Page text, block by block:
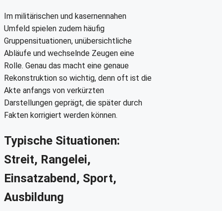
Im militärischen und kasernennahen
Umfeld spielen zudem häufig
Gruppensituationen, unübersichtliche
Abläufe und wechselnde Zeugen eine
Rolle. Genau das macht eine genaue
Rekonstruktion so wichtig, denn oft ist die
Akte anfangs von verkürzten
Darstellungen geprägt, die später durch
Fakten korrigiert werden können.
Typische Situationen:
Streit, Rangelei,
Einsatzabend, Sport,
Ausbildung